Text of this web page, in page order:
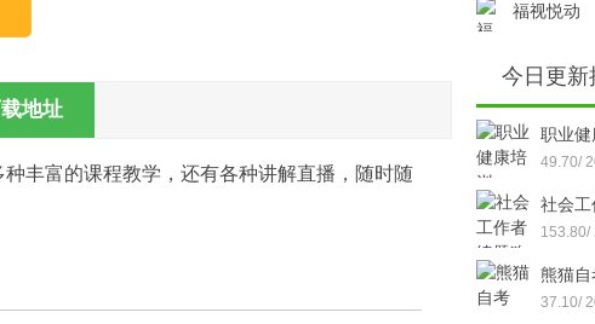
地址
丰富的课程教学，还有各种讲解直播，随时随
福视悦动
今日更新
职业健
49.70/
社会工
153.80/
熊猫自
37.10/